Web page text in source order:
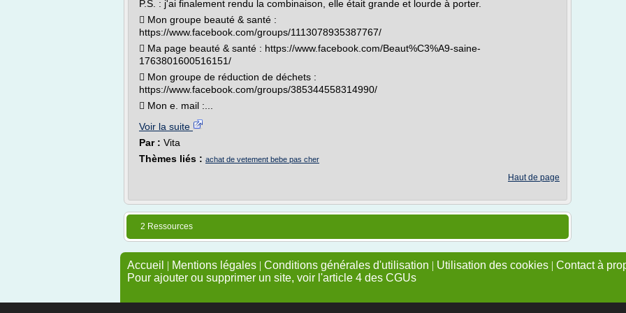
P.S. : j'ai finalement rendu la combinaison, elle était grande et lourde à porter.
 Mon groupe beauté & santé :
https://www.facebook.com/groups/1113078935387767/
 Ma page beauté & santé : https://www.facebook.com/Beaut%C3%A9-saine-
1763801600516151/
 Mon groupe de réduction de déchets :
https://www.facebook.com/groups/385344558314990/
 Mon e. mail :...
Voir la suite
Par : Vita
Thèmes liés : achat de vetement bebe pas cher
Haut de page
2 Ressources
Accueil | Mentions légales | Conditions générales d'utilisation | Utilisation des cookies | Contact à
Pour ajouter ou supprimer un site, voir l'article 4 des CGUs